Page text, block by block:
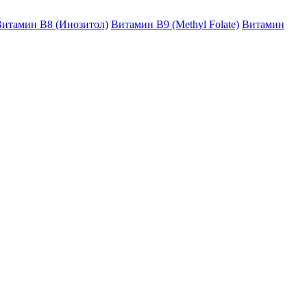
B8 (Инозитол) Витамин B9 (Methyl Folate) Витамин